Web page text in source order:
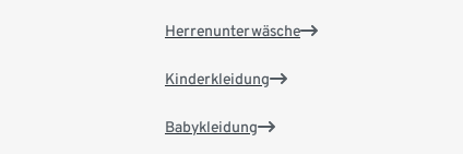
Herrenunterwäsche
Kinderkleidung
Babykleidung